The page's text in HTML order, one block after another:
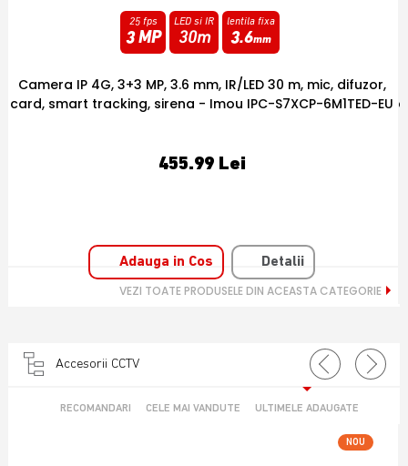
25 fps
6 MP
Infrarosu
15m
lentila fixa
3.6mm
Camera IP PT WiFi, 6 MP, 3.6 mm, IR 15 m, microfon si
difuzor, smart tracking, card - Imou IPC-S2XEP-6M0S-IMOU
202.52 Lei
Adauga in Cos Detalii
VEZI TOATE PRODUSELE DIN ACEASTA CATEGORIE
Accesorii CCTV
RECOMANDARI CELE MAI VANDUTE ULTIMELE ADAUGATE
OFERTA